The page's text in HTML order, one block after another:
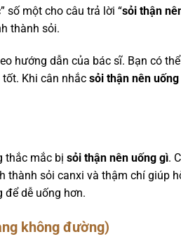
số một cho câu trả lời “sỏi thận
thành sỏi.
hướng dẫn của bác sĩ. Bạn có
Khi cân nhắc sỏi thận nên uống
thắc mắc bị sỏi thận nên uống gì.
sỏi canxi và thậm chí giúp
dễ uống hơn.
không đường)